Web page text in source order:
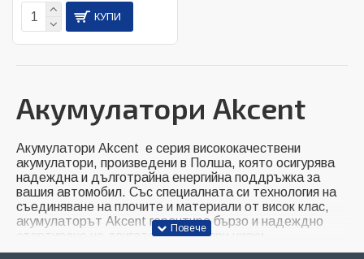
КУПИ
Акумулатори Akcent
Акумулатори Akcent е серия висококачествени
акумулатори, произведени в Полша, която осигурява
надеждна и дълготрайна енергийна поддръжка за
вашия автомобил. Със специалната си технология на
съединяване на плочите и материали от висок клас,
акумулаторът Akcent гарантира бързо и надеждно
стартиране на двигателя, дори при ниски
температури. Подходящи са за автомобили с ниско до